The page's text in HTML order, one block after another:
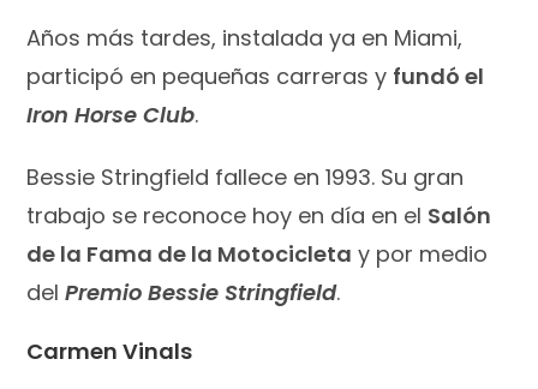
Años más tardes, instalada ya en Miami,
participó en pequeñas carreras y fundó el
Iron Horse Club.
Bessie Stringfield fallece en 1993. Su gran
trabajo se reconoce hoy en día en el Salón
de la Fama de la Motocicleta y por medio
delPremio Bessie Stringfield.
Carmen Vinals